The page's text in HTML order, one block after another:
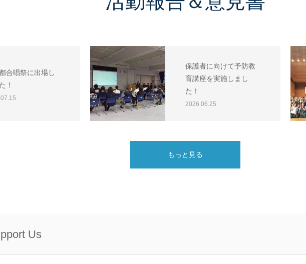
合唱祭に出場し
！
保護者に向けて予防教
育講座を実施しまし
た！
2026.06.25
もっと見る
Us